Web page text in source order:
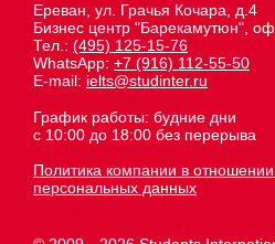
Ереван, ул. Грачья Кочара, д.4
Бизнес центр "Барекамутюн",
Тел.: (495) 125-15-76
WhatsApp: +7 (916) 112-55-50
E-mail: ielts@studinter.ru
График работы: будние дни
с 10:00 до 18:00 без перерыва
Политика компании в
персональных данных